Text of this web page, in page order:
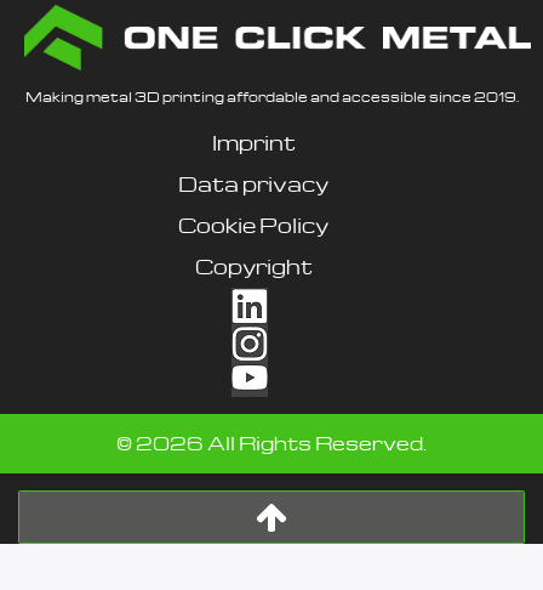
Making metal 3D printing affordable and accessible since 2019.
Imprint
Data privacy
Cookie Policy
Copyright
©2026 All Rights Reserved.